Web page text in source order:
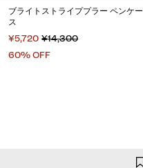
ブライトストライププラー ペンケー
ス
¥5,720 ¥14,300
60% OFF